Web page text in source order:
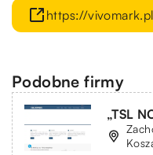
https://vivomark.pl
Podobne firmy
„TSL